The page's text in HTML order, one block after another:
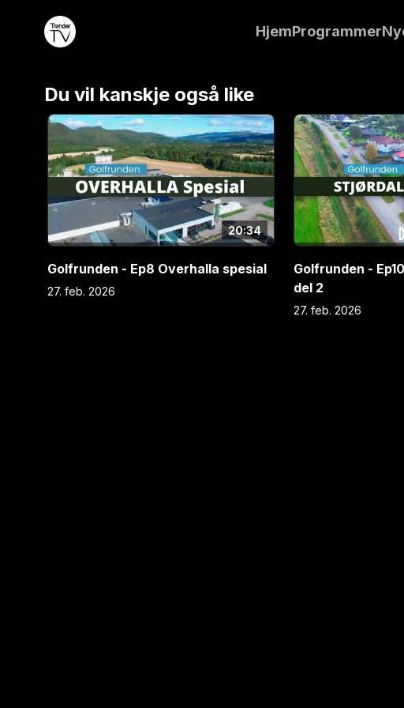
HjemProgrammer
har fått med seg klubbleder Stig Arve Bjørkås. Han forteller
hvorfor og hvordan klubben har hatt et kjempeløft i år. Vi
programmet fra Stjørdal i to deler, og denne uke kommer
Du vil kanskje også like
20:34
Golfrunden - Ep8 Overhalla spesial
27. feb. 2026
Golfrunden -
del 2
27. feb. 2026